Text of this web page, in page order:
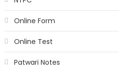
Online Form
Online Test
Patwari Notes